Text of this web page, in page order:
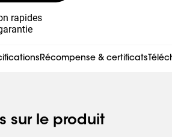
rapides
Récompense & certificats
sur le produit